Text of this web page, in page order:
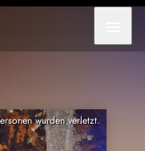
wurden verletzt.